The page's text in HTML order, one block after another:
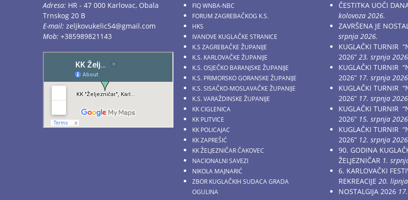
Adresa: HR - 47 000 Karlovac, Obala
Trnskog 20 B
E-mail: zeljkovukelic54@gmail.com
Mob: +385989821143
FIQ WNBA-NBC
FORUM ZAGREBAČKOG K.S.
HKS
IVANOVE KUGLAČKE STRANICE
K.S ZAGREBAČKE ŽUPANIJE
K.S. KARLOVAČKE ŽUPANIJE
K.S. OSJEČKO BARANJSKE ŽUPANIJE
K.S. PRIMORSKO GORANSKE ŽUPANIJE
K.S. SISAČKO-MOSLAVAČKE ŽUPANIJE
K.S. VARAŽDINSKE ŽUPANIJE
KK CIGLENICA
KK PLITVICE
KK POLICAJAC
KK ZAPREŠIĆ
KK ŽELJEZNIČAR ČAKOVEC
NACIONALNI SAVEZI
NIKOLA MAJNARIĆ
ZBOR KUGLAČKIH SUDACA GRADA
OGULINA
ČESTITKA UOČI
kolovoza 2026.
ZAVRŠENA JE
srpnja 2026.
KUGLAČKI TURNIR
2026” 23. srpnja
KUGLAČKI TURNIR
2026” 17. srpnja
KUGLAČKI TURNIR
2026” 17. srpnja
KUGLAČKI TURNIR
2026” 15. srpnja
KUGLAČKI TURNIR
2026” 12. srpnja
90. GODINA
ŽELJEZNIČAR 1.
6. KARLOVAČKI
REKREACIJE 20.
NOSTALGIJA 2026